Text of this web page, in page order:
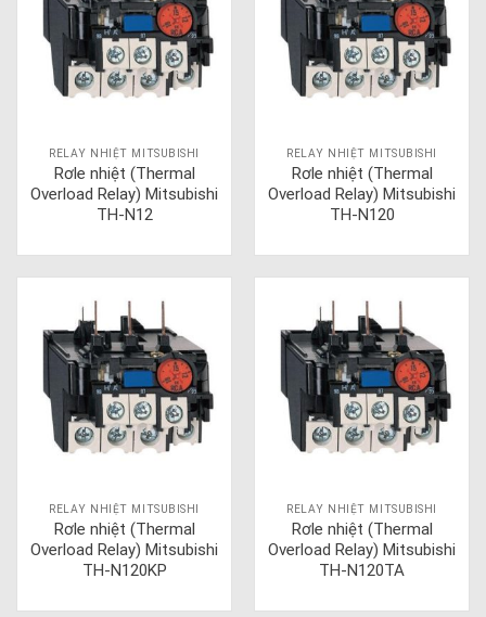
RELAY NHIỆT MITSUBISHI
Rơle nhiệt (Thermal
Overload Relay) Mitsubishi
TH-N12
RELAY NHIỆT MITSUBISHI
Rơle nhiệt (Thermal
Overload Relay) Mitsubishi
TH-N120
RELAY NHIỆT MITSUBISHI
Rơle nhiệt (Thermal
Overload Relay) Mitsubishi
TH-N120KP
RELAY NHIỆT MITSUBISHI
Rơle nhiệt (Thermal
Overload Relay) Mitsubishi
TH-N120TA